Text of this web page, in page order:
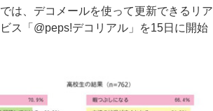
は、デコメールを使って更新できるリア
ス「@peps!デコリアル」を15日に開始